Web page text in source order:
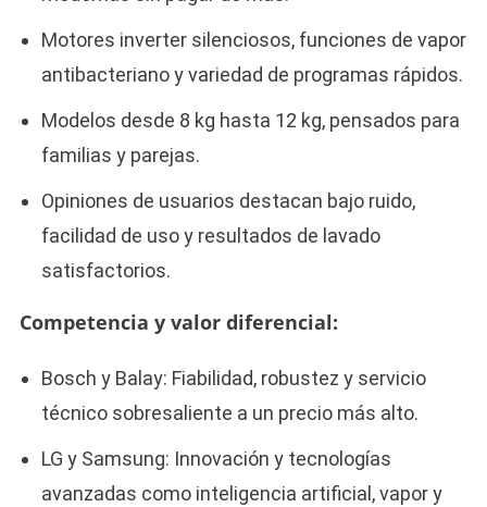
Motores inverter silenciosos, funciones de vapor
antibacteriano y variedad de programas rápidos.​
Modelos desde 8 kg hasta 12 kg, pensados para
familias y parejas.​
Opiniones de usuarios destacan bajo ruido,
facilidad de uso y resultados de lavado
satisfactorios.​
Competencia y valor diferencial:
Bosch y Balay: Fiabilidad, robustez y servicio
técnico sobresaliente a un precio más alto.​
LG y Samsung: Innovación y tecnologías
avanzadas como inteligencia artificial, vapor y